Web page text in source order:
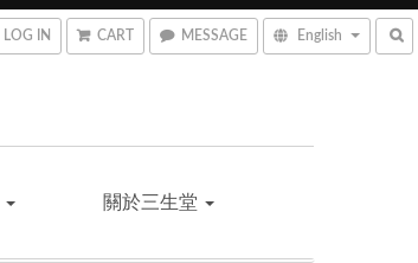
LOG IN CART MESSAGE English
關於三生堂